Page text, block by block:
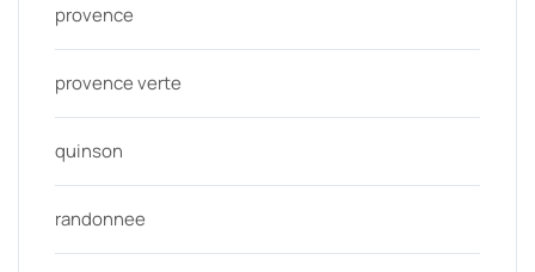
provence
provence verte
quinson
randonnee